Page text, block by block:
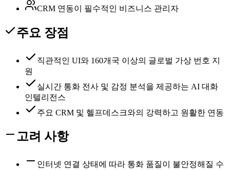
CRM 연동이 필수적인 비즈니스 관리자
주요 장점
직관적인 UI와 160개국 이상의 글로벌 가상 번호 지
원
실시간 통화 전사 및 감정 분석을 제공하는 AI 대화
인텔리전스
주요 CRM 및 헬프데스크와의 강력하고 원활한 연동
고려 사항
인터넷 연결 상태에 따라 통화 품질이 불안정해질 수